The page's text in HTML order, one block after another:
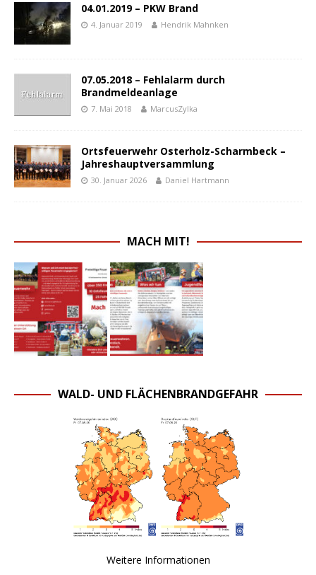
04.01.2019 – PKW Brand
4. Januar 2019 Hendrik Mahnken
07.05.2018 – Fehlalarm durch
Brandmeldeanlage
7. Mai 2018 MarcusZylka
Ortsfeuerwehr Osterholz-Scharmbeck –
Jahreshauptversammlung
30. Januar 2026 Daniel Hartmann
MACH MIT!
WALD- UND FLÄCHENBRANDGEFAHR
Weitere Informationen